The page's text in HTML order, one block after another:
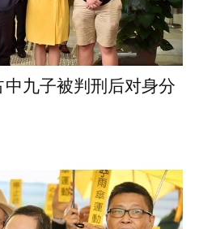
九子被判刑后对身分